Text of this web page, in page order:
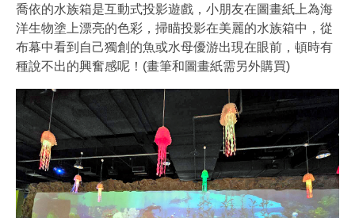
喬依的水族箱是互動式投影遊戲，小朋友在圖畫紙上為海
洋生物塗上漂亮的色彩，掃瞄投影在美麗的水族箱中，從
布幕中看到自己獨創的魚或水母優游出現在眼前，頓時有
種說不出的興奮感呢！(畫筆和圖畫紙需另外購買)